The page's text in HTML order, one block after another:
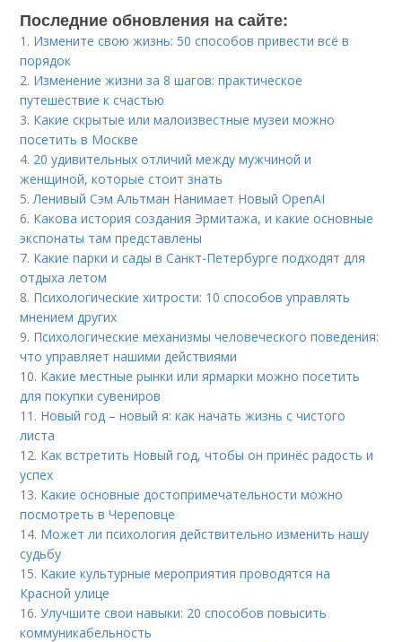
Последние обновления на сайте:
1. Измените свою жизнь: 50 способов привести всё в
порядок
2. Изменение жизни за 8 шагов: практическое
путешествие к счастью
3. Какие скрытые или малоизвестные музеи можно
посетить в Москве
4. 20 удивительных отличий между мужчиной и
женщиной, которые стоит знать
5. Ленивый Сэм Альтман Нанимает Новый OpenAI
6. Какова история создания Эрмитажа, и какие основные
экспонаты там представлены
7. Какие парки и сады в Санкт-Петербурге подходят для
отдыха летом
8. Психологические хитрости: 10 способов управлять
мнением других
9. Психологические механизмы человеческого поведения:
что управляет нашими действиями
10. Какие местные рынки или ярмарки можно посетить
для покупки сувениров
11. Новый год – новый я: как начать жизнь с чистого
листа
12. Как встретить Новый год, чтобы он принёс радость и
успех
13. Какие основные достопримечательности можно
посмотреть в Череповце
14. Может ли психология действительно изменить нашу
судьбу
15. Какие культурные мероприятия проводятся на
Красной улице
16.Улучшите свои навыки: 20 способов повысить
коммуникабельность